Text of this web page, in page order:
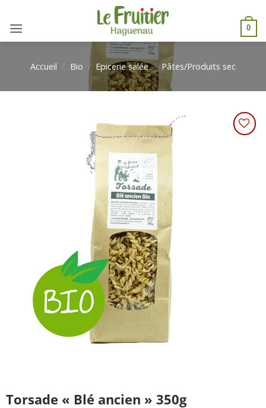
au
contenu
0
Accueil / Bio / Epicerie salée / Pâtes/Produits sec
Torsade « Blé ancien » 350g